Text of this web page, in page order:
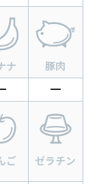
ナ
豚肉
━
ご ゼラチン